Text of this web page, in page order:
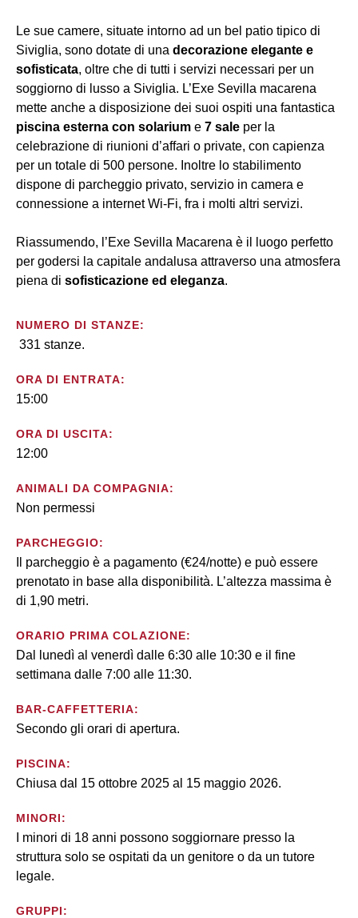
Le sue camere, situate intorno ad un bel patio tipico di
Siviglia, sono dotate di una decorazione elegante e
sofisticata, oltre che di tutti i servizi necessari per un
soggiorno di lusso a Siviglia. L’Exe Sevilla macarena
mette anche a disposizione dei suoi ospiti una fantastica
piscina esterna con solarium e 7 sale per la
celebrazione di riunioni d’affari o private, con capienza
per un totale di 500 persone. Inoltre lo stabilimento
dispone di parcheggio privato, servizio in camera e
connessione a internet Wi-Fi, fra i molti altri servizi.
Riassumendo, l’Exe Sevilla Macarena è il luogo perfetto
per godersi la capitale andalusa attraverso una atmosfera
piena di sofisticazione ed eleganza.
NUMERO DI STANZE:
331 stanze.
ORA DI ENTRATA:
15:00
ORA DI USCITA:
12:00
ANIMALI DA COMPAGNIA:
Non permessi
PARCHEGGIO:
Il parcheggio è a pagamento (€24/notte) e può essere
prenotato in base alla disponibilità. L’altezza massima è
di 1,90 metri.
ORARIO PRIMA COLAZIONE:
Dal lunedì al venerdì dalle 6:30 alle 10:30 e il fine
settimana dalle 7:00 alle 11:30.
BAR-CAFFETTERIA:
Secondo gli orari di apertura.
PISCINA:
Chiusa dal 15 ottobre 2025 al 15 maggio 2026.
MINORI:
I minori di 18 anni possono soggiornare presso la
struttura solo se ospitati da un genitore o da un tutore
legale.
GRUPPI: